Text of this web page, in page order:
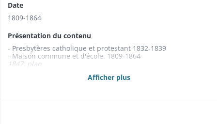
Date
1809-1864
Présentation du contenu
- Presbytères catholique et protestant 1832-1839
- Maison commune et d'école. 1809-1864
1847: plan
- Pompes à incendie 1842-1850Afficher plus